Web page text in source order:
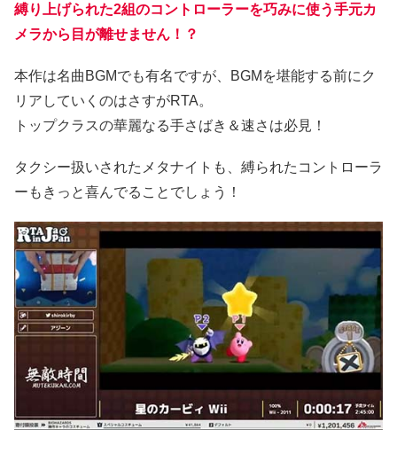
縛り上げられた2組のコントローラーを巧みに使う手元カ
メラから目が離せません！？
本作は名曲BGMでも有名ですが、BGMを堪能する前にク
リアしていくのはさすがRTA。
トップクラスの華麗なる手さばき＆速さは必見！
タクシー扱いされたメタナイトも、縛られたコントローラ
ーもきっと喜んでることでしょう！